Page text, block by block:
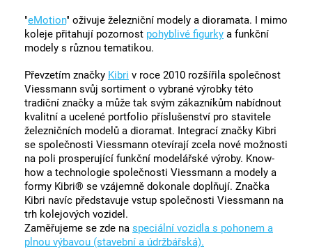
"eMotion" oživuje železniční modely a dioramata. I mimo
koleje přitahují pozornost pohyblivé figurky a funkční
modely s různou tematikou.
Převzetím značky Kibri v roce 2010 rozšířila společnost
Viessmann svůj sortiment o vybrané výrobky této
tradiční značky a může tak svým zákazníkům nabídnout
kvalitní a ucelené portfolio příslušenství pro stavitele
železničních modelů a dioramat. Integrací značky Kibri
se společnosti Viessmann otevírají zcela nové možnosti
na poli prosperující funkční modelářské výroby. Know-
how a technologie společnosti Viessmann a modely a
formy Kibri® se vzájemně dokonale doplňují. Značka
Kibri navíc představuje vstup společnosti Viessmann na
trh kolejových vozidel.
Zaměřujeme se zde na speciální vozidla s pohonem a
plnou výbavou (stavební a údržbářská).